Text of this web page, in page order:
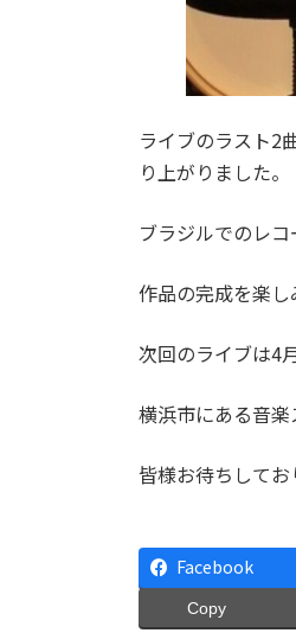
ライブのラスト2
り上がりました。
ブラジルでのレ
作品の完成を楽し
次回のライブは4
横浜市にある音楽
皆様お待ちしてお
Facebook
Copy